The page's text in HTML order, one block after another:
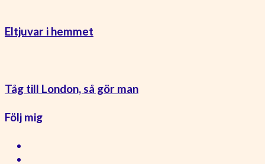
Eltjuvar i hemmet
Tåg till London, så gör man
Följ mig